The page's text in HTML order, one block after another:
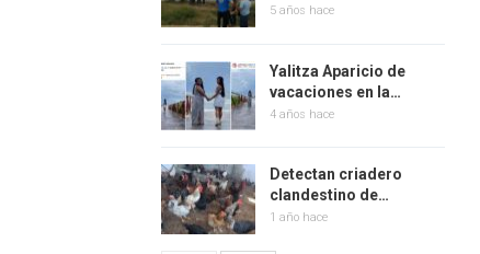
5 años hace
Yalitza Aparicio de
vacaciones en la…
4 años hace
Detectan criadero
clandestino de…
1 año hace